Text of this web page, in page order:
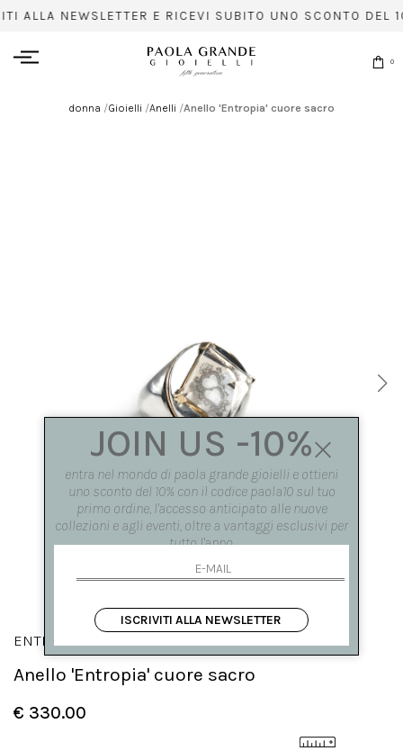
ALLA NEWSLETTER E RICEVI SUBITO UNO SCONTO
0
donna /Gioielli /Anelli /Anello 'Entropia' cuore sacro
ENTROPIA
Anello 'Entropia' cuore sacro
€ 330.00
JOIN US -10%
entra nel mondo di paola grande gioielli e ottieni
uno sconto del 10% con il codice paola10 sul tuo
primo ordine, l'accesso anticipato alle nuove
collezioni e agli eventi, oltre a vantaggi esclusivi per
tutto l'anno.
ISCRIVITI ALLA NEWSLETTER